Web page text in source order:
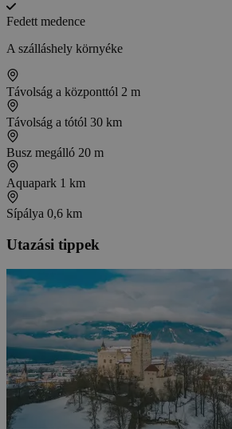
Fedett medence
A szálláshely környéke
Távolság a központtól 2 m
Távolság a tótól 30 km
Busz megálló 20 m
Aquapark 1 km
Sípálya 0,6 km
Utazási tippek